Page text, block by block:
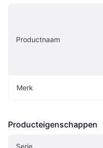
Productnaam
Merk
Producteigenschappen